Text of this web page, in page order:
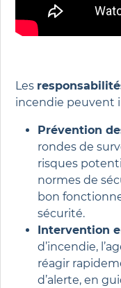
Les
incendie peuvent
Prévention
rondes de
risques
normes de
bon
sécurité.
Intervention
d’incendie,
réagir
d’alerte, en